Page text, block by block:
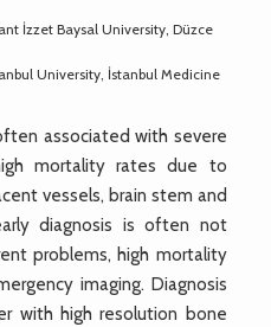
İzzet Baysal University, Düzce
University, İstanbul Medicine
associated with severe
mortality rates due to
vessels, brain stem and
diagnosis is often not
problems, high mortality
imaging. Diagnosis
with high resolution bone